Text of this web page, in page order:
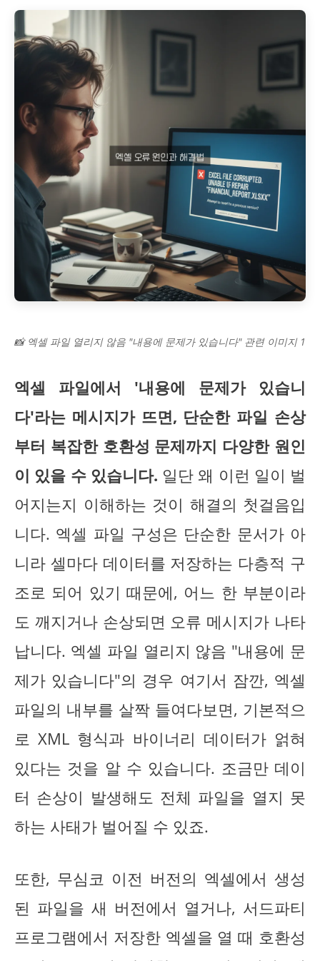
📸 엑셀 파일 열리지 않음 "내용에 문제가 있습니다" 관련 이미지 1
엑셀 파일에서 '내용에 문제가 있습니
다'라는 메시지가 뜨면, 단순한 파일 손상
부터 복잡한 호환성 문제까지 다양한 원인
이 있을 수 있습니다. 일단 왜 이런 일이 벌
어지는지 이해하는 것이 해결의 첫걸음입
니다. 엑셀 파일 구성은 단순한 문서가 아
니라 셀마다 데이터를 저장하는 다층적 구
조로 되어 있기 때문에, 어느 한 부분이라
도 깨지거나 손상되면 오류 메시지가 나타
납니다. 엑셀 파일 열리지 않음 "내용에 문
제가 있습니다"의 경우 여기서 잠깐, 엑셀
파일의 내부를 살짝 들여다보면, 기본적으
로 XML 형식과 바이너리 데이터가 얽혀
있다는 것을 알 수 있습니다. 조금만 데이
터 손상이 발생해도 전체 파일을 열지 못
하는 사태가 벌어질 수 있죠.
또한, 무심코 이전 버전의 엑셀에서 생성
된 파일을 새 버전에서 열거나, 서드파티
프로그램에서 저장한 엑셀을 열 때 호환성